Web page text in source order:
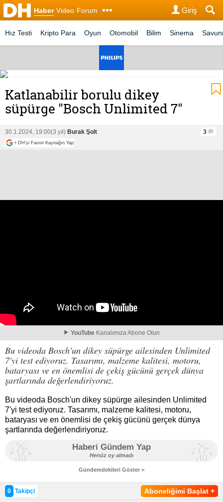
Haber Video Forum Giriş
Hız Testi Kripto Para Oyun Otomobil Bilim Sinema
Katlanabilir borulu dikey
süpürge "Bosch Unlimited 7"
30.1.2024, 19:00(3 yıl) Burak Şolt 3
+ DH'yi Favori Kaynağın Yap
YouTube Kanalımıza Abone Olun
Bu videoda Bosch'un dikey süpürge ailesinden Unlimited
7'yi test ediyoruz. Tasarımı, malzeme kalitesi, motoru,
bataryası ve en önemlisi de çekiş gücünü gerçek dünya
şartlarında değerlendiriyoruz.
Bu videoda Bosch'un dikey süpürge ailesinden Unlimited
7'yi test ediyoruz. Tasarımı, malzeme kalitesi, motoru,
bataryası ve en önemlisi de çekiş gücünü gerçek dünya
şartlarında değerlendiriyoruz.
Haberi Gündem Yap
Henüz oy almadı
Gündemdekileri Göster >
Aboneliğimi Başlat +
0 Takipçi